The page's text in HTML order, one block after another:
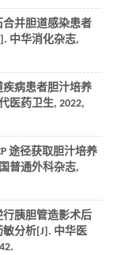
合并胆道感染患者
中华消化杂志,
疾病患者胆汁培养
医药卫生, 2022,
途径获取胆汁培养
普通外科杂志,
行胰胆管造影术后
分析[J]. 中华医